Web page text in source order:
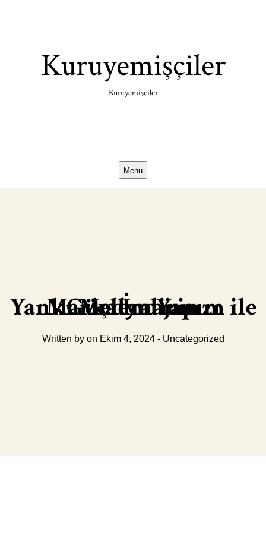
Kuruyemişçiler
Kuruyemişçiler
Menu
Yankı Medya Yapım ile Marka İmajınızı Güçlendirin
Written by on Ekim 4, 2024 - Uncategorized